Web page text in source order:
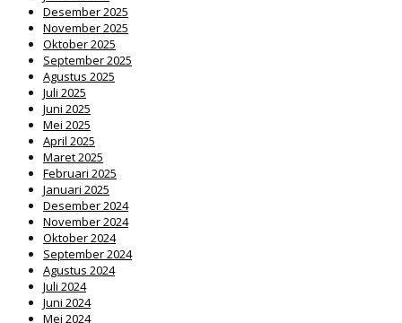
Desember 2025
November 2025
Oktober 2025
September 2025
Agustus 2025
Juli 2025
Juni 2025
Mei 2025
April 2025
Maret 2025
Februari 2025
Januari 2025
Desember 2024
November 2024
Oktober 2024
September 2024
Agustus 2024
Juli 2024
Juni 2024
Mei 2024